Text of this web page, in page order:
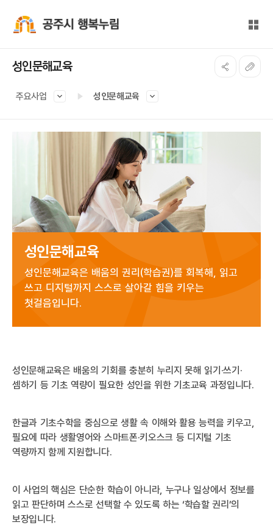
전체
성인문해교육
주요사업 성인문해교육
성인문해교육
성인문해교육은 배움의 권리(학습권)를 회복해, 읽고
쓰고 디지털까지 스스로 살아갈 힘을 키우는
첫걸음입니다.
성인문해교육은 배움의 기회를 충분히 누리지 못해 읽기·쓰기·
셈하기 등 기초 역량이 필요한 성인을 위한 기초교육 과정입니다.
한글과 기초수학을 중심으로 생활 속 이해와 활용 능력을 키우고,
필요에 따라 생활영어와 스마트폰·키오스크 등 디지털 기초
역량까지 함께 지원합니다.
이 사업의 핵심은 단순한 학습이 아니라, 누구나 일상에서 정보를
읽고 판단하며 스스로 선택할 수 있도록 하는 ‘학습할 권리’의
보장입니다.